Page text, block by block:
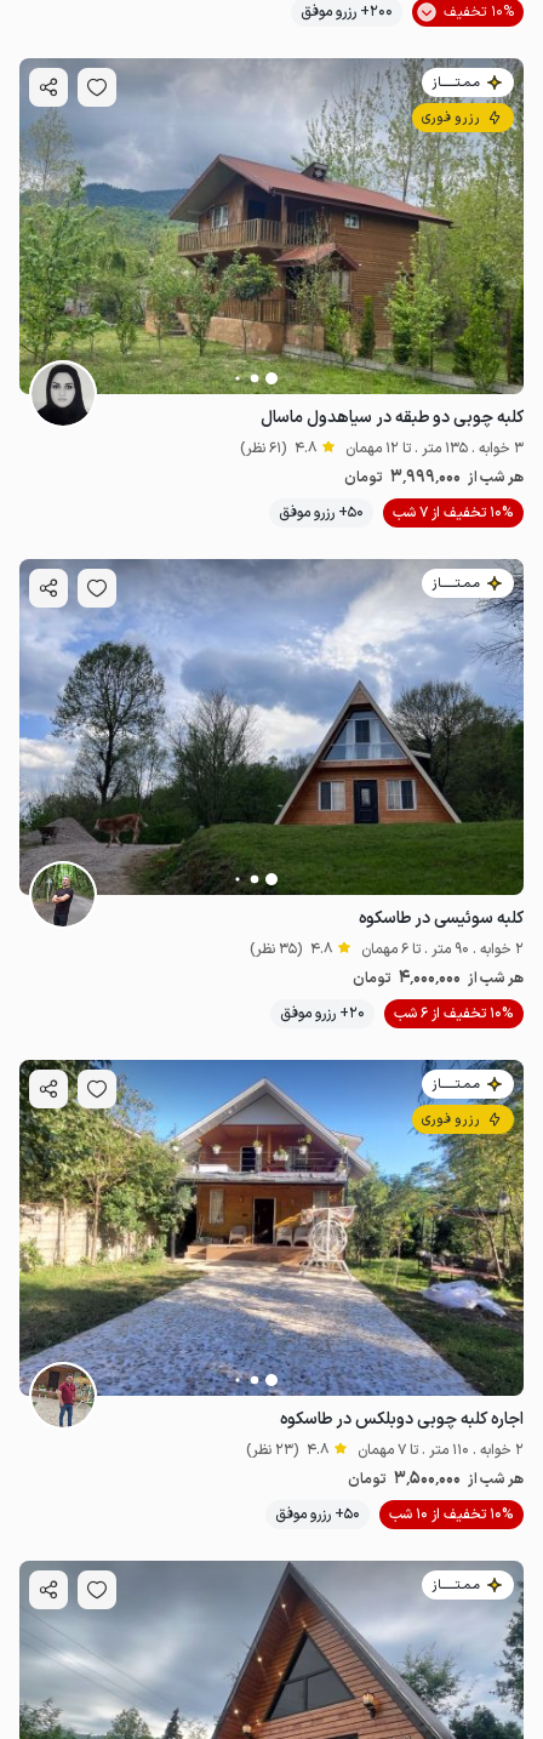
10% تخفیف
200+ رزرو موفق
مـمـتــــــاز
رزرو فوری
کلبه چوبی دو طبقه در سیاهدول ماسال
3 خوابه . 135 متر . تا 12 مهمان 4.8 (61 نظر)
هر شب از 3٬999٬000 تومان
10% تخفیف از 7 شب
50+ رزرو موفق
مـمـتــــــاز
کلبه سوئیسی در طاسکوه
2 خوابه . 90 متر . تا 6 مهمان 4.8 (35 نظر)
هر شب از 4٬000٬000 تومان
10% تخفیف از 6 شب
20+ رزرو موفق
مـمـتــــــاز
رزرو فوری
اجاره کلبه چوبی دوبلکس در طاسکوه
2 خوابه . 110 متر . تا 7 مهمان 4.8 (23 نظر)
هر شب از 3٬500٬000 تومان
10% تخفیف از 10 شب
50+ رزرو موفق
مـمـتــــــاز